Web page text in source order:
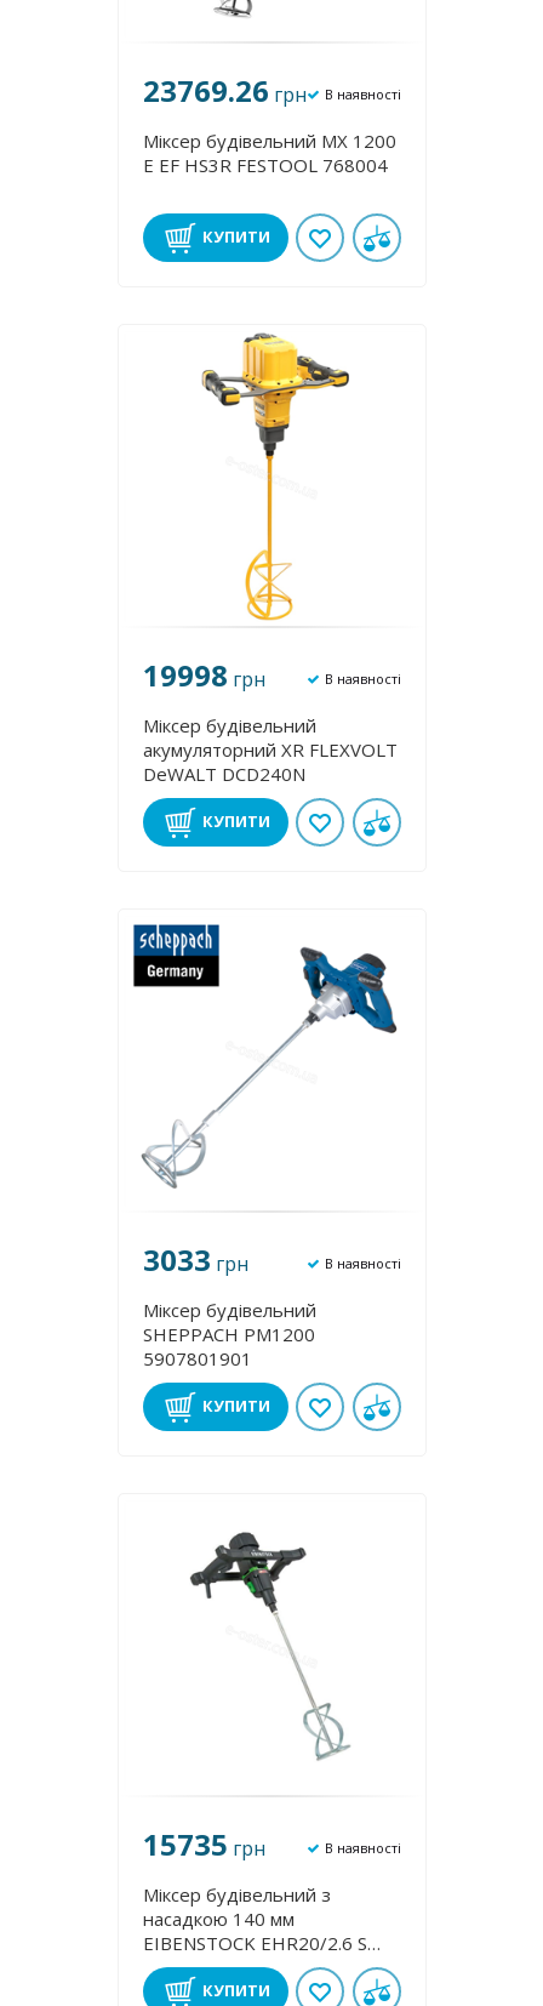
23769.26 грн В наявності
Міксер будівельний MX 1200
E EF HS3R FESTOOL 768004
КУПИТИ
19998 грн В наявності
Міксер будівельний
акумуляторний XR FLEXVOLT
DeWALT DCD240N
КУПИТИ
3033 грн В наявності
Міксер будівельний
SHEPPACH PM1200
5907801901
КУПИТИ
15735 грн В наявності
Міксер будівельний з
насадкою 140 мм
EIBENSTOCK EHR20/2.6 S
SET 077E2000
КУПИТИ